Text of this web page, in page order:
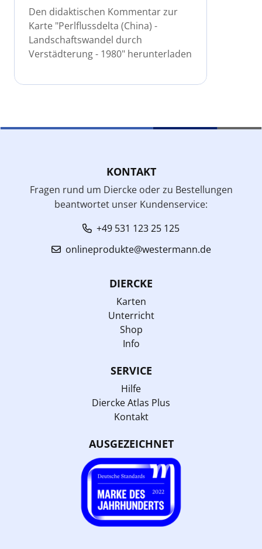
Den didaktischen Kommentar zur
Karte "Perlflussdelta (China) -
Landschaftswandel durch
Verstädterung - 1980" herunterladen
KONTAKT
Fragen rund um Diercke oder zu Bestellungen
beantwortet unser Kundenservice:
+49 531 123 25 125
onlineprodukte@westermann.de
DIERCKE
Karten
Unterricht
Shop
Info
SERVICE
Hilfe
Diercke Atlas Plus
Kontakt
AUSGEZEICHNET